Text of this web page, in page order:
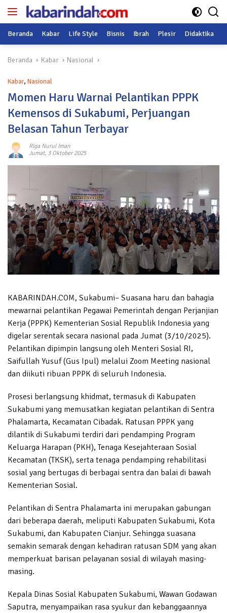
Langsung
Beranda Kabar Life Style Bisnis Ibrah Plesir Didaktika
Beranda Kabar Nasional
Kabar, Nasional
Momen Haru Warnai Pelantikan PPPK
Kemensos di Sukabumi, Perjuangan
Belasan Tahun Terbayar
Riga Nurul Iman
Jumat, 3 Oktober 2025
KABARINDAH.COM, Sukabumi– Suasana haru dan bahagia
mewarnai pelantikan Pegawai Pemerintah dengan Perjanjian
Kerja (PPPK) Kementerian Sosial Republik Indonesia yang
digelar serentak secara nasional pada Jumat (3/10/2025).
Pelantikan dipimpin langsung oleh Menteri Sosial RI,
Saifullah Yusuf (Gus Ipul) melalui Zoom Meeting nasional
dan diikuti ribuan PPPK di seluruh Indonesia.
Prosesi berlangsung khidmat, termasuk di Kabupaten
Sukabumi yang memusatkan kegiatan pelantikan di Sentra
Phalamarta, Kecamatan Cibadak. Ratusan PPPK yang
dilantik di Sukabumi terdiri dari pendamping Program
Keluarga Harapan (PKH), Tenaga Kesejahteraan Sosial
Kecamatan (TKSK), serta tenaga pendamping rehabilitasi
sosial yang bertugas di berbagai sentra dan balai di bawah
Kementerian Sosial.
Pelantikan di Sentra Phalamarta ini merupakan gabungan
dari beberapa daerah, meliputi Kabupaten Sukabumi, Kota
Sukabumi, dan Kabupaten Cianjur. Sehingga suasana
semakin semarak dengan kehadiran ratusan SDM yang akan
memperkuat barisan pelayanan sosial di wilayah masing-
masing.
Kepala Dinas Sosial Kabupaten Sukabumi, Wawan Godawan
Saputra, menyampaikan rasa syukur dan kebanggaannya